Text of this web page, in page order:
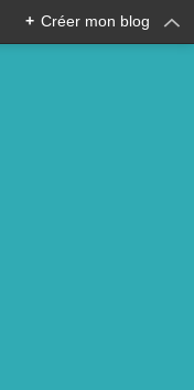
+ Créer mon blog